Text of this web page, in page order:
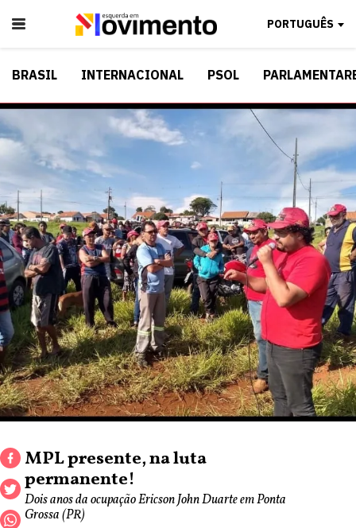
PORTUGUÊS
BRASIL INTERNACIONAL PSOL
MPL presente, na luta
permanente!
Dois anos da ocupação Ericson John Duarte em Ponta
Grossa (PR)